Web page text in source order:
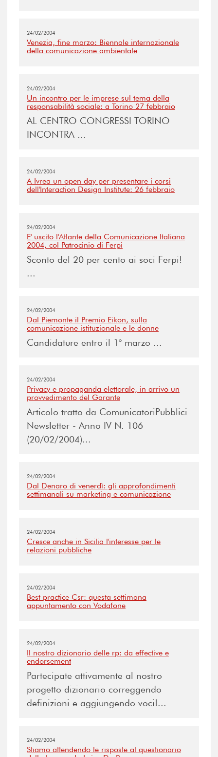
24/02/2004
Venezia, fine marzo: Biennale internazionale
della comunicazione ambientale
24/02/2004
Un incontro per le imprese sul tema della
responsabilità sociale: a Torino 27 febbraio
AL CENTRO CONGRESSI TORINO
INCONTRA ...
24/02/2004
A Ivrea un open day per presentare i corsi
dell'Interaction Design Institute: 26 febbraio
24/02/2004
E' uscito l'Atlante della Comunicazione Italiana
2004, col Patrocinio di Ferpi
Sconto del 20 per cento ai soci Ferpi!
...
24/02/2004
Dal Piemonte il Premio Eikon, sulla
comunicazione istituzionale e le donne
Candidature entro il 1° marzo ...
24/02/2004
Privacy e propaganda elettorale, in arrivo un
provvedimento del Garante
Articolo tratto da ComunicatoriPubblici
Newsletter - Anno IV N. 106
(20/02/2004)...
24/02/2004
Dal Denaro di venerdì: gli approfondimenti
settimanali su marketing e comunicazione
24/02/2004
Cresce anche in Sicilia l'interesse per le
relazioni pubbliche
24/02/2004
Best practice Csr: questa settimana
appuntamento con Vodafone
24/02/2004
Il nostro dizionario delle rp: da effective e
endorsement
Partecipate attivamente al nostro
progetto dizionario correggendo
definizioni e aggiungendo voci!...
24/02/2004
Stiamo attendendo le risposte al questionario